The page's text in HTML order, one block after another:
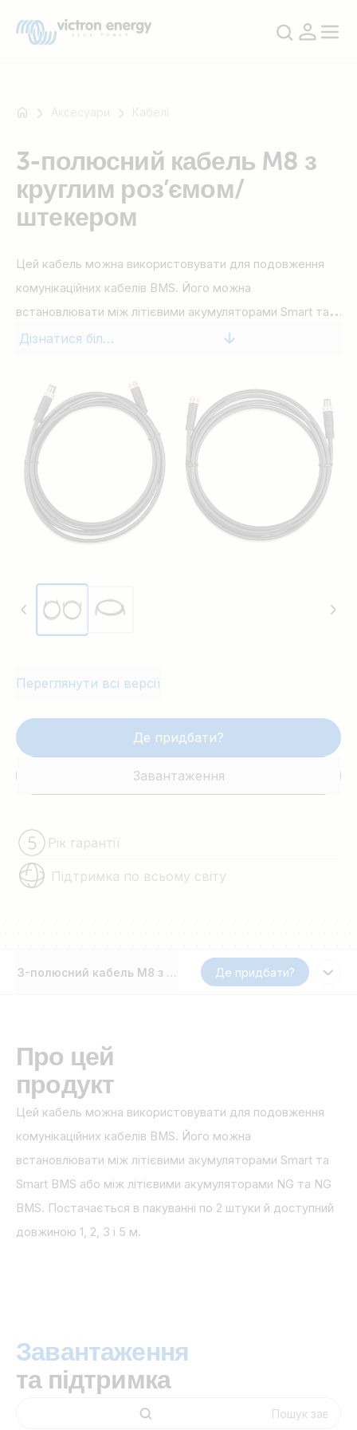
Наприклад
SmartSolar
Multiplus-
SmartShunt
Аксесуари Кабелі
3-полюсний кабель M8 з
круглим роз’ємом/
штекером
Цей кабель можна використовувати для подовження
комунікаційних кабелів BMS. Його можна
встановлювати між літієвими акумуляторами Smart та
Smart BMS або між літієвими акумуляторами NG та NG
довжиною 1, 2, 3 і 5 м.
Дізнатися більше
Переглянути всі версії
Де придбати?
Завантаження
Рік гарантії
Підтримка по всьому світу
3-полюсний кабель M8 з круглим роз’ємом/штекером
Де придбати?
Про цей
продукт
Цей кабель можна використовувати для подовження
комунікаційних кабелів BMS. Його можна
встановлювати між літієвими акумуляторами Smart та
Smart BMS або між літієвими акумуляторами NG та NG
BMS. Постачається в пакуванні по 2 штуки й доступний
довжиною 1, 2, 3 і 5 м.
Завантаження
та підтримка